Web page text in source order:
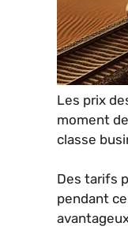
Les prix
moment
classe
Des tarifs
pendant